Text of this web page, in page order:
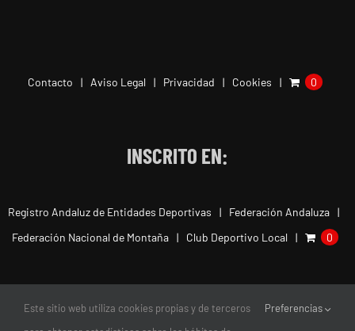
Contacto Aviso Legal Privacidad Cookies 0
INSCRITO EN:
Registro Andaluz de Entidades Deportivas
Federación Andaluza
Federación Nacional de Montaña
Club Deportivo Local 0
Este sitio web utiliza cookies propias y de terceros
Preferencias